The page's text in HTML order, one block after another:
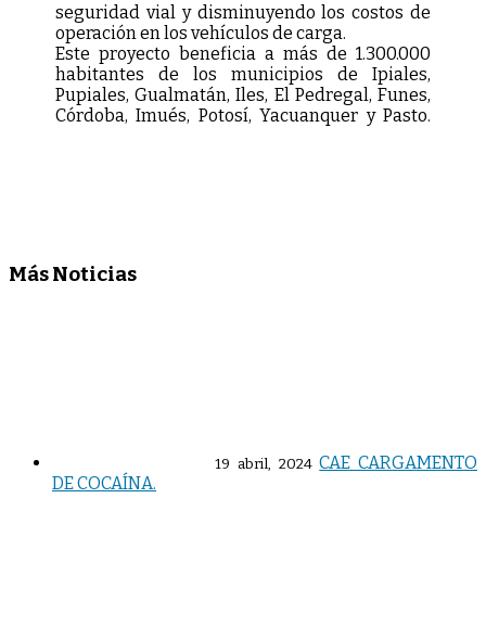
seguridad vial y disminuyendo los costos de
operación en los vehículos de carga.
Este proyecto beneficia a más de 1.300.000
habitantes de los municipios de Ipiales,
Pupiales, Gualmatán, Iles, El Pedregal, Funes,
Córdoba, Imués, Potosí, Yacuanquer y Pasto.
Más Noticias
19 abril, 2024 CAE CARGAMENTO
DE COCAÍNA.